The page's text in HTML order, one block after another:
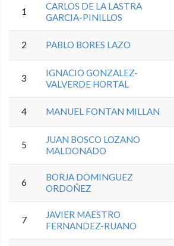
1
CARLOS DE LA LASTRA
GARCIA-PINILLOS
2 PABLO BORES LAZO
3
IGNACIO GONZALEZ-
VALVERDE HORTAL
4 MANUEL FONTAN MILLAN
5
JUAN BOSCO LOZANO
MALDONADO
6
BORJA DOMINGUEZ
ORDOÑEZ
7
JAVIER MAESTRO
FERNANDEZ-RUANO